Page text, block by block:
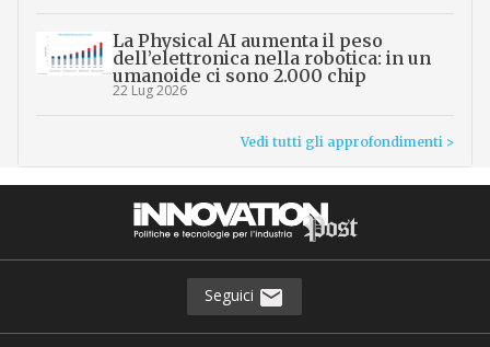
La Physical AI aumenta il peso
dell’elettronica nella robotica: in un
umanoide ci sono 2.000 chip
22 Lug 2026
Vedi tutti gli approfondimenti >
Seguici